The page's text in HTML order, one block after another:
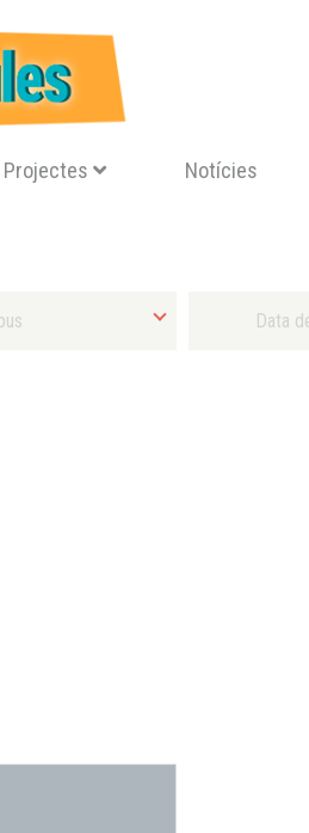
Projectes Notícies